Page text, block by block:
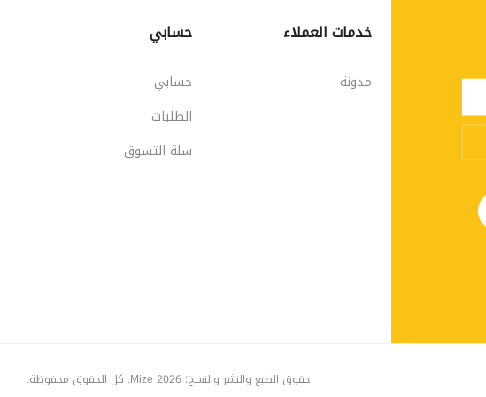
خدمات العملاء
مدونة
حسابي
حسابي
الطلبات
سلة التسوق
حقوق الطبع والنشر والنسخ؛ 2026 Mize. كل الحقوق محفوظة.